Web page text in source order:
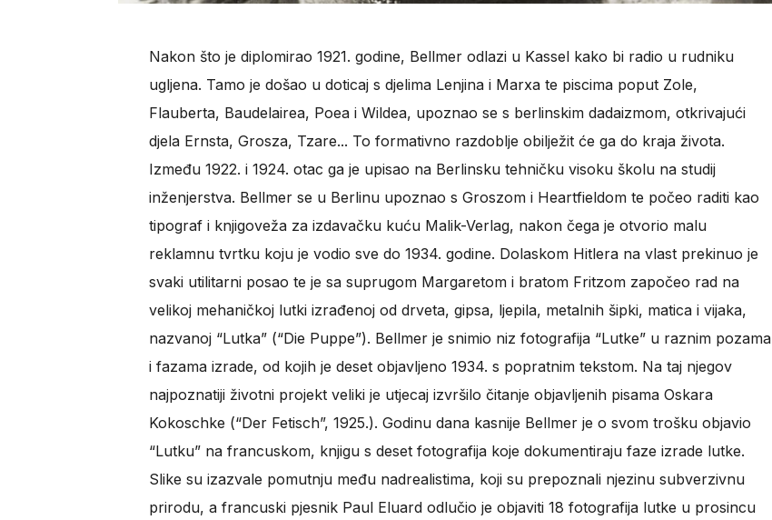
Nakon što je diplomirao 1921. godine, Bellmer odlazi u Kassel kako bi radio u rudniku
ugljena. Tamo je došao u doticaj s djelima Lenjina i Marxa te piscima poput Zole,
Flauberta, Baudelairea, Poea i Wildea, upoznao se s berlinskim dadaizmom, otkrivajući
djela Ernsta, Grosza, Tzare... To formativno razdoblje obilježit će ga do kraja života.
Između 1922. i 1924. otac ga je upisao na Berlinsku tehničku visoku školu na studij
inženjerstva. Bellmer se u Berlinu upoznao s Groszom i Heartfieldom te počeo raditi kao
tipograf i knjigoveža za izdavačku kuću Malik-Verlag, nakon čega je otvorio malu
reklamnu tvrtku koju je vodio sve do 1934. godine. Dolaskom Hitlera na vlast prekinuo je
svaki utilitarni posao te je sa suprugom Margaretom i bratom Fritzom započeo rad na
velikoj mehaničkoj lutki izrađenoj od drveta, gipsa, ljepila, metalnih šipki, matica i vijaka,
nazvanoj “Lutka” (“Die Puppe”). Bellmer je snimio niz fotografija “Lutke” u raznim pozama
i fazama izrade, od kojih je deset objavljeno 1934. s popratnim tekstom. Na taj njegov
najpoznatiji životni projekt veliki je utjecaj izvršilo čitanje objavljenih pisama Oskara
Kokoschke (“Der Fetisch”, 1925.). Godinu dana kasnije Bellmer je o svom trošku objavio
“Lutku” na francuskom, knjigu s deset fotografija koje dokumentiraju faze izrade lutke.
Slike su izazvale pomutnju među nadrealistima, koji su prepoznali njezinu subverzivnu
prirodu, a francuski pjesnik Paul Eluard odlučio je objaviti 18 fotografija lutke u prosincu